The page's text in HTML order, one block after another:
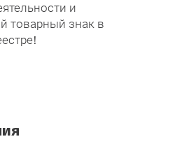
и
товарный знак в